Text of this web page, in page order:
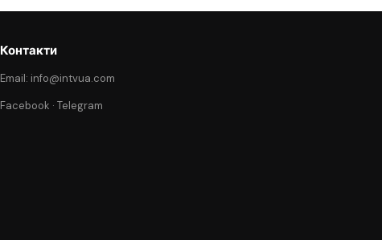
Контакти
Email: info@intvua.com
Facebook ·Telegram